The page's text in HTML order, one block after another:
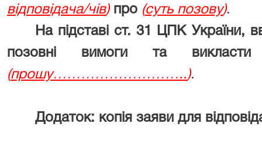
відповідача/чів) про (суть позову).
На підставі ст. 31 ЦПК України,
позовні вимоги та
(прошу………………………..).
Додаток: копія заяви для